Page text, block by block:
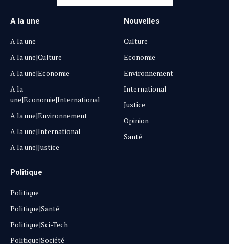
A la une
A la une
A la une|Culture
A la une|Economie
A la
une|Economie|International
A la une|Environnement
A la une|International
A la une|Justice
Nouvelles
Culture
Economie
Environnement
International
Justice
Opinion
Santé
Politique
Politique
Politique|Santé
Politique|Sci-Tech
Politique|Société